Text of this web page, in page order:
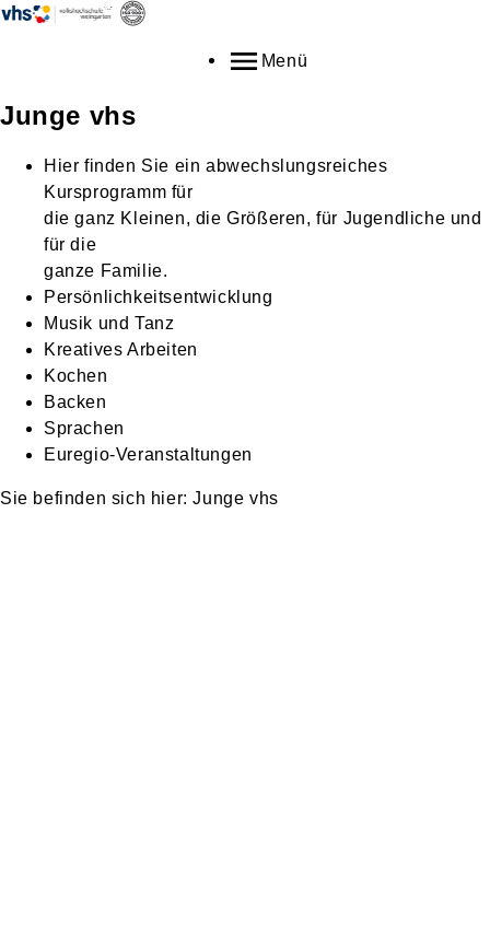
Menü
Junge vhs
Hier finden Sie ein abwechslungsreiches
Kursprogramm für
die ganz Kleinen, die Größeren, für Jugendliche und
für die
ganze Familie.
Persönlichkeitsentwicklung
Musik und Tanz
Kreatives Arbeiten
Kochen
Backen
Sprachen
Euregio-Veranstaltungen
Junge vhs